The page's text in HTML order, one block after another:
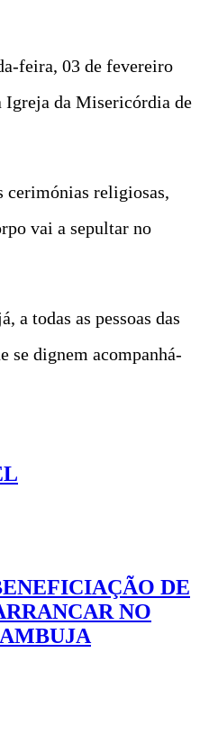
feira, 03 de fevereiro
Igreja da Misericórdia de
cerimónias religiosas,
vai a sepultar no
a todas as pessoas das
se dignem acompanhá-
DE
NO